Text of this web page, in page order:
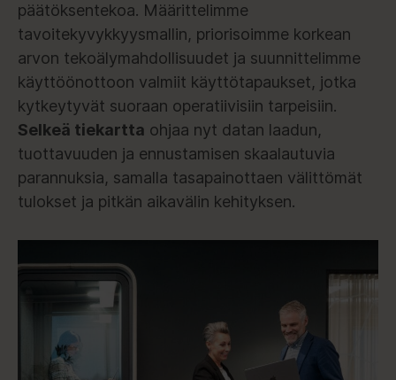
päätöksentekoa. Määrittelimme
tavoitekyvykkyysmallin, priorisoimme korkean
arvon tekoälymahdollisuudet ja suunnittelimme
käyttöönottoon valmiit käyttötapaukset, jotka
kytkeytyvät suoraan operatiivisiin tarpeisiin.
Selkeä tiekartta ohjaa nyt datan laadun,
tuottavuuden ja ennustamisen skaalautuvia
parannuksia, samalla tasapainottaen välittömät
tulokset ja pitkän aikavälin kehityksen.